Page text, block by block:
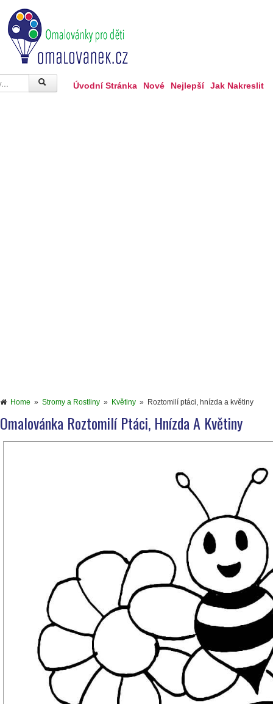
Úvodní Stránka Nové Nejlepší Jak Nakreslit
Home » Stromy a Rostliny » Květiny » Roztomilí ptáci, hnízda a květiny
Omalovánka Roztomilí Ptáci, Hnízda A Květiny